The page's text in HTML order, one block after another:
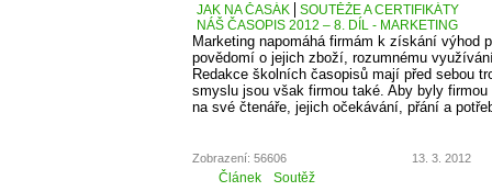
JAK NA ČASÁK
SOUTĚŽE A CERTIFIKÁTY
NÁŠ ČASOPIS 2012 – 8. DÍL - MARKETING
Marketing napomáhá firmám k získání výhod
povědomí o jejich zboží, rozumnému
Redakce školních časopisů mají před sebou
smyslu jsou však firmou také. Aby byly
na své čtenáře, jejich očekávání, přání a
Zobrazení: 56606 13. 3. 2012
Článek Soutěž